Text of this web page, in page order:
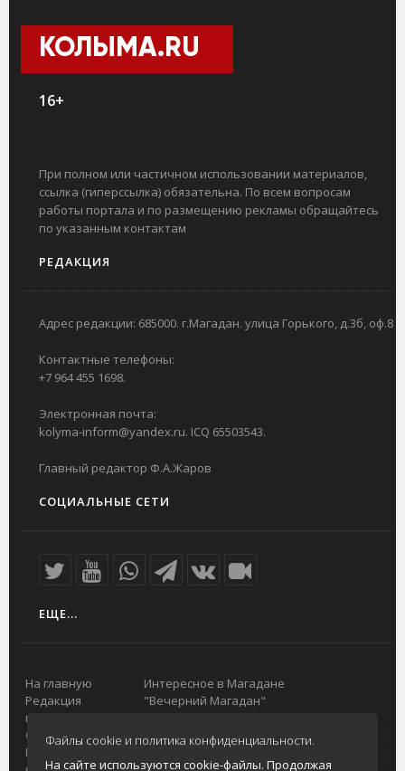
КОЛЫМА.RU
16+
При полном или частичном использовании материалов,
ссылка (гиперссылка) обязательна. По всем вопросам
работы портала и по размещению рекламы обращайтесь
по указанным контактам
РЕДАКЦИЯ
Адрес редакции: 685000. г.Магадан. улица Горького, д.3б, оф.8
Контактные телефоны:
+7 964 455 1698.
Электронная почта:
kolyma-inform@yandex.ru. ICQ 65503543.
Главный редактор Ф.А.Жаров
СОЦИАЛЬНЫЕ СЕТИ
ЕЩЕ...
На главную
Редакция
портала
О проекте
Реклама на
Интересное в Магадане
"Вечерний Магадан"
Городская доска объявлений
Реклама
Главный туристический портал
Файлы cookie и политика конфиденциальности.
На сайте используются cookie-файлы. Продолжая